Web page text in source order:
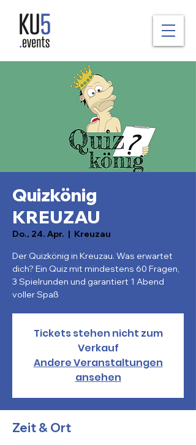
Quizkönig
KREUZAU
Do., 24. Apr.
  |
Kreuzau
Der Quizkönig in Kreuzau. Was erwartet
dich? Ein Quiz mit mindestens 60 Fragen,
3 Spielrunden und garantiert 1 Abend
Tickets stehen nicht zum
Verkauf
Andere Veranstaltungen
ansehen
Zeit & Ort